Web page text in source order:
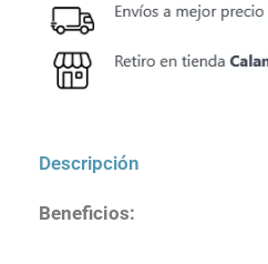
Descripción
Beneficios: